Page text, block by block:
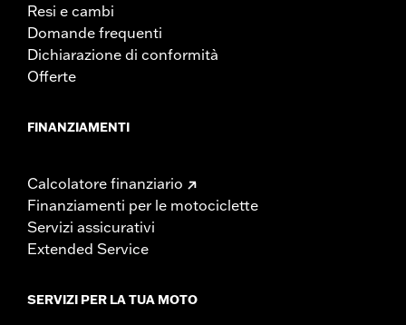
Resi e cambi
Domande frequenti
Dichiarazione di conformità
Offerte
FINANZIAMENTI
Calcolatore finanziario
Finanziamenti per le motociclette
Servizi assicurativi
Extended Service
SERVIZI PER LA TUA MOTO